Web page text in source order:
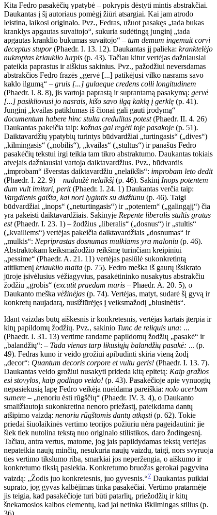
Kita Fedro pasakėčių ypatybė – pokrypis dėstyti mintis abstrakčiai.
Daukantas į šį autoriaus pomėgį žiūri atsargiai. Kai jam atrodo
leistina, laikosi originalo. Pvz., Fedras, užuot pasakęs „tada bukas
kranklys apgautas suvaitojo“, sukuria sudėtingą junginį „tada
apgautas kranklio bukumas suvaitojo“ – tum demum ingemuit corvi
deceptus stupor(Phaedr. I. 13. 12). Daukantas jį palieka: kranktelėjo
nukroptas kriauklio lurpis (p. 43). Tačiau kitur vertėjas dažniausiai
pateikia paprastus ir aiškius sakinius. Pvz., pažodžiui neversdamas
abstrakčios Fedro frazės „gervė [...] patikėjusi vilko nasrams savo
kaklo ilgumą“ – gruis [...] gulaeque credens colli longitudinem
(Phaedr. I. 8. 8), jis vartoja paprastą ir suprantamą pasakymą: gervė
[...] pasikliovusi jo nasrais, kišo savo ilgą kaklą į gerklę (p. 41).
Junginį „kvailas patiklumas iš čionai gali gauti įrodymą“ –
documentum habere hinc stulta credulitas potest(Phaedr. II. 4. 26)
Daukantas pakeičia taip: kožnas gal regėti toje pasakoje (p. 51).
Daiktavardžių ypatybių turintys būdvardžiai „turtingasis“ („dives“)
„kilmingasis“ („nobilis“), „kvailas“ („stultus“) ir panašūs Fedro
pasakėčių tekstui irgi teikia tam tikro abstraktumo. Daukantas tokiais
atvejais dažniausiai vartoja daiktavardžius. Pvz., būdvardis
„improbam“ išverstas daiktavardžiu „nelaikšis“: improbam leto dedit
(Phaedr. I. 22. 9) – nudaužė nelaikšį (p. 46). Sakinį Inops potentem
dum vult imitari, perit(Phaedr. I. 24. 1) Daukantas verčia taip:
Vargdienis gaišta, kai nori lygintis su didžiūnu (p. 46). Taigi
būdvardžiai „inops“ („neturtingasis“) ir „potentem“ („galingąjį“) čia
yra pakeisti daiktavardžiais. Sakinyje Repente liberalis stultis gratus
est(Phaedr. I. 23. 1) – žodžius „liberalis“ („dosnus“) ir „stultis“
(„kvailiems“) vertėjas pakeičia daiktavardžiais „dosnumas“ ir
„mulkis“: Nepriprastas dosnumas mulkiams yra maloniu (p. 46).
Abstraktokam keiksmažodžio reikšmę turinčiam kreipiniui
„pessime“ (Phaedr. A. 21. 11) vertėjas pasiūlė sukonkretintą
atitikmenį kriauklio maita (p. 75). Fedro meška iš gaurų išsikrato
jūroje įsivėlusius vėžiagyvius, pasakėtininko nusakytus abstrakčiu
žodžiu „grobis“ (excutit praedam maris – Phaedr. A. 20. 5), o
Daukanto meška vėžinėjas (p. 74). Vertėjas, matyt, sudarė šį gyvą ir
konkretų naujadarą, nusižiūrėjęs į veiksmažodį „blusinėtis“.
Idant vaizdas būtų aiškesnis ir konkretesnis, vertėjas kartais įterpia ir
kitų papildomų žodžių. Pvz., sakinio Tunc de reliquis una: ...
(Phaedr. I. 31. 13) vertime randame papildomų žodžių „pasakė“ ir
„balandžių“: – Tada vienas tarp likusiųjų balandžių pasakė: ... (p.
49). Fedras kūno ir veido grožiui apibūdinti skiria vieną žodį
„decor“: Quantum decoris corpore et vultu geris! (Phaedr. I. 13. 7).
Daukantas veido grožiui nusakyti prideda kitą epitetą: Kaip gražios
esi stovylos, kaip godingo veido! (p. 43). Pasakėčioje apie vynuogių
nepasiekusią lapę Fedro veikėja nueidama pareiškia: nolo acerbam
sumere – „nenoriu ėsti rūgščių“ (Phaedr. IV. 3. 4), o Daukanto
smaližiautoja sukonkretina nenoro priežastį, pateikdama dantų
atšipimo vaizdą: nenoriu rūgštomis dantų atkąsti (p. 62). Tokie
priedai šiuolaikinės vertimo teorijos požiūriu nėra pageidautini: jie
šiek tiek nutolina tekstą nuo originalo stilistikos, daro žodingesnį.
Tačiau, antra vertus, matome, jog jais papildydamas tekstą vertėjas
nepateikia naujų minčių, nesukuria naujų vaizdų, taigi, nors svyruoja
ties vertimo tikslumo riba, smarkiai jos neperžengia, o aiškumo ir
konkretumo tikslą pasiekia. Konkretumo bruožas gerokai pagyvina
vaizdą: „Žodis juo konkretesnis, juo gyvesnis.“7 Daukantas puikiai
suprato, jog gyvas kalbėjimas tinka pasakėčiai. Vertimo pratarmėje
jis teigia, kad pasakėčioje turi būti patarlių, priežodžių ir kitų
šnekamosios kalbos elementų, kad jai netinka iškilmingas stilius (p.
36).